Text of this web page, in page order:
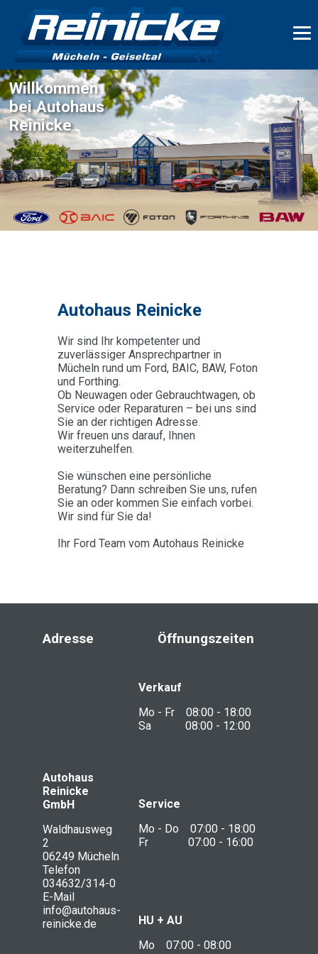
Willkommen
bei Autohaus
Reinicke
Autohaus Reinicke
Wir sind Ihr kompetenter und
zuverlässiger Ansprechpartner in
Mücheln rund um Ford, BAIC, BAW, Foton
und Forthing.
Ob Neuwagen oder Gebrauchtwagen, ob
Service oder Reparaturen – bei uns sind
Sie an der richtigen Adresse.
Wir freuen uns darauf, Ihnen
weiterzuhelfen.
Sie wünschen eine persönliche
Beratung? Dann schreiben Sie uns, rufen
Sie an oder kommen Sie einfach vorbei.
Wir sind für Sie da!
Ihr Ford Team vom Autohaus Reinicke
Adresse Öffnungszeiten
Autohaus
Reinicke
GmbH
Waldhausweg
2
06249 Mücheln
Telefon
034632/314-0
E-Mail
info@autohaus-
reinicke.de
Verkauf
Mo - Fr 08:00 - 18:00
Sa 08:00 - 12:00
Service
Mo - Do 07:00 - 18:00
Fr 07:00 - 16:00
HU + AU
Mo 07:00 - 08:00